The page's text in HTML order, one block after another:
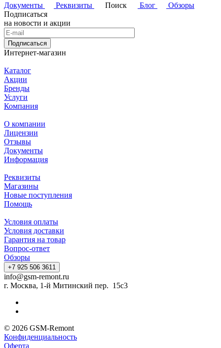
Документы
Реквизиты Поиск Блог
Обзоры
Подписаться
на новости и акции
Подписаться
Интернет-магазин
Каталог
Акции
Бренды
Услуги
Компания
О компании
Лицензии
Отзывы
Документы
Информация
Реквизиты
Магазины
Новые поступления
Помощь
Условия оплаты
Условия доставки
Гарантия на товар
Вопрос-ответ
Обзоры
+7 925 506 3611
info@gsm-remont.ru
г. Москва, 1-й Митинский пер. 15с3
© 2026 GSM-Remont
Конфиденциальность
Оферта